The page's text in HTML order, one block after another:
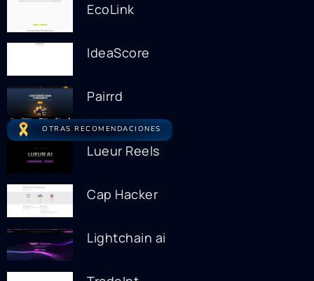
EcoLink
IdeaScore
Pairrd
OTRAS RECOMENDACIONES
Lueur Reels
Cap Hacker
Lightchain ai